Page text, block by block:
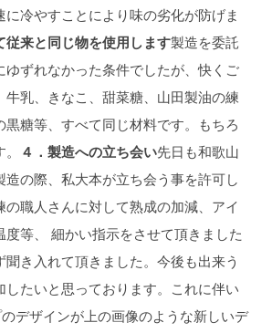
に冷やすことにより味の劣化が防げま
従来と同じ物を使用します製造を委託
ゆずれなかった条件でしたが、快くご
牛乳、きなこ、甜菜糖、山田製油の練
糖等、すべて同じ材料です。
もちろ
４．製造への立ち会い先日も和歌山
造の際、私大本が立ち会う事を許可し
の職人さんに対して熟成の加減、アイ
度等、 細かい指示をさせて頂きました
聞き入れて頂きました。今後も出来う
たいと思っております。 これに伴い
デザインが上の画像のような新しいデ